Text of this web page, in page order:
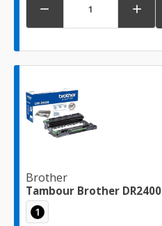
 
Brother
Tambour Brother DR2400
1